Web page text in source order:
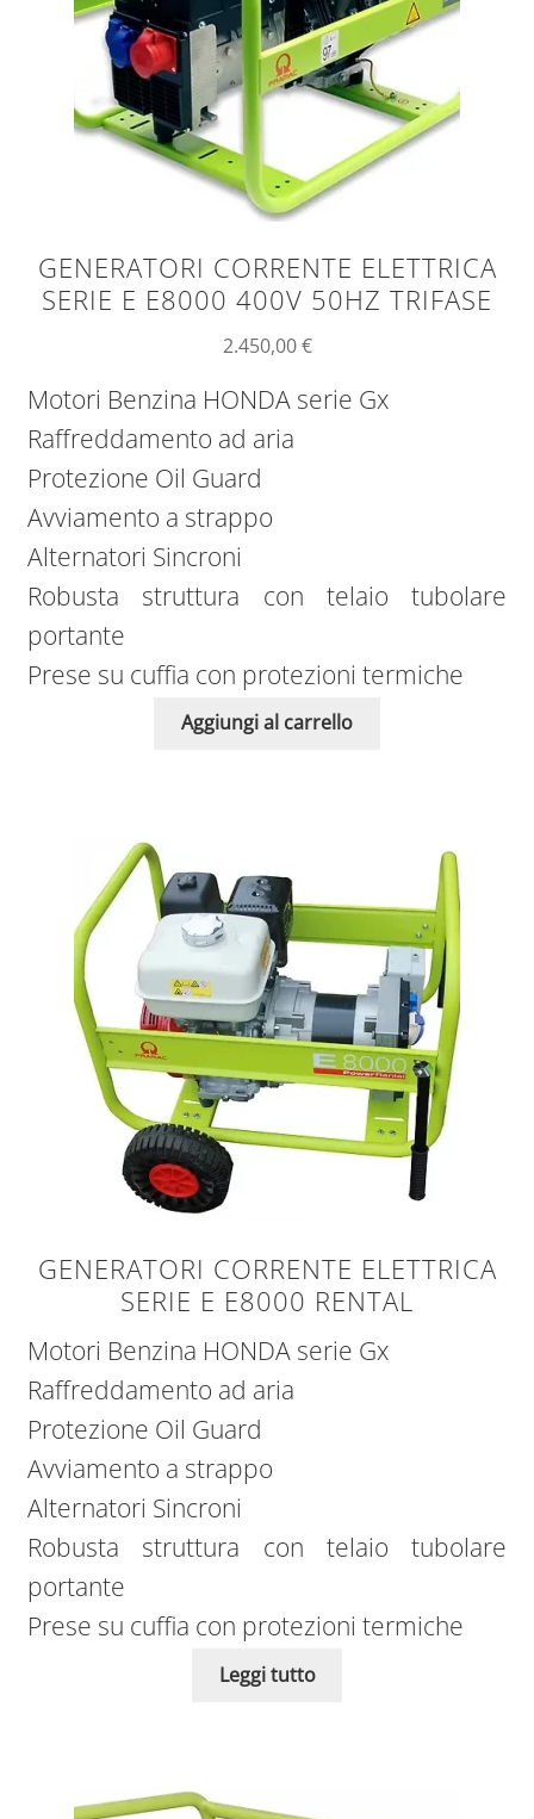
GENERATORI CORRENTE ELETTRICA
SERIE E E8000 400V 50HZ TRIFASE
2.450,00€
Motori Benzina HONDA serie Gx
Raffreddamento ad aria
Protezione Oil Guard
Avviamento a strappo
Alternatori Sincroni
Robusta struttura con telaio tubolare
portante
Prese su cuffia con protezioni termiche
Aggiungi al carrello
GENERATORI CORRENTE ELETTRICA
SERIE E E8000 RENTAL
Motori Benzina HONDA serie Gx
Raffreddamento ad aria
Protezione Oil Guard
Avviamento a strappo
Alternatori Sincroni
Robusta struttura con telaio tubolare
portante
Prese su cuffia con protezioni termiche
Leggi tutto